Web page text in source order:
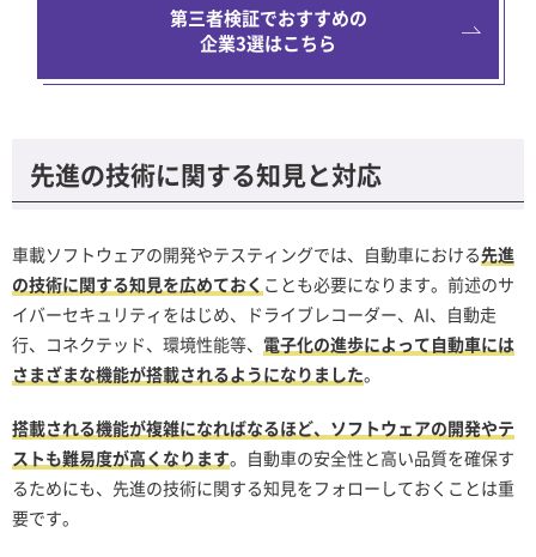
第三者検証でおすすめの
企業3選はこちら
先進の技術に関する知見と対応
車載ソフトウェアの開発やテスティングでは、自動車における先進
の技術に関する知見を広めておく ことも必要になります。前述のサ
イバーセキュリティをはじめ、ドライブレコーダー、AI、自動走
行、コネクテッド、環境性能等、 電子化の進歩によって自動車には
さまざまな機能が搭載されるようになりました。
搭載される機能が複雑になればなるほど、ソフトウェアの開発やテ
ストも難易度が高くなります。自動車の安全性と高い品質を確保す
るためにも、先進の技術に関する知見をフォローしておくことは重
要です。